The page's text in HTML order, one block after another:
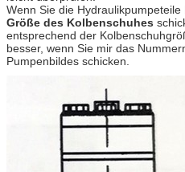
Wenn Sie die
Größe des Kolbenschuhes
entsprechend der
besser, wenn Sie mir das
Pumpenbildes schicken.